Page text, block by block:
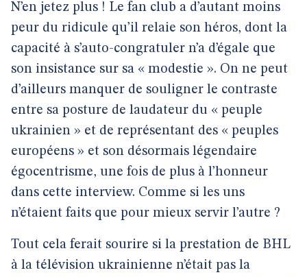
N’en jetez plus ! Le fan club a d’autant moins
peur du ridicule qu’il relaie son héros, dont la
capacité à s’auto-congratuler n’a d’égale que
son insistance sur sa « modestie ». On ne peut
d’ailleurs manquer de souligner le contraste
entre sa posture de laudateur du « peuple
ukrainien » et de représentant des « peuples
européens » et son désormais légendaire
égocentrisme, une fois de plus à l’honneur
dans cette interview. Comme si les uns
n’étaient faits que pour mieux servir l’autre ?
Tout cela ferait sourire si la prestation de BHL
à la télévision ukrainienne n’était pas la